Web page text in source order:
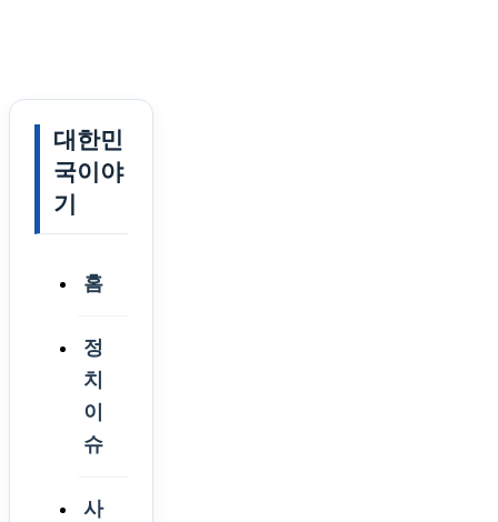
대한민
국이야
기
홈
정
치
이
슈
사